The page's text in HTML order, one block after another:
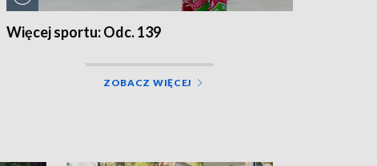
Więcej sportu: Odc. 139
ZOBACZ WIĘCEJ